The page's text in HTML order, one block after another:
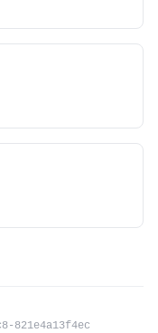
821e4a13f4ec